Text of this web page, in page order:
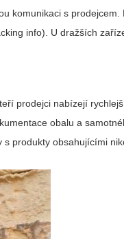
komunikaci s
info). U dražších
prodejci nabízejí
obalu a
produkty obsahujícími